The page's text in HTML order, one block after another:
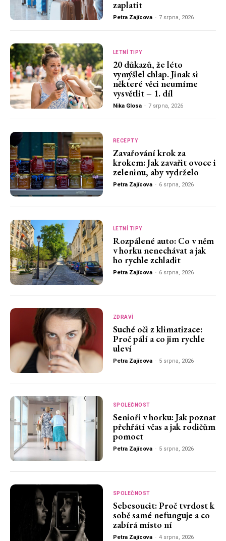
zaplatit
Petra Zajícova - 7 srpna, 2026
LETNÍ TIPY
20 důkazů, že léto
vymýšlel chlap. Jinak si
některé věci neumíme
vysvětlit – 1. díl
Nika Glosa - 7 srpna, 2026
RECEPTY
Zavařování krok za
krokem: Jak zavařit ovoce i
zeleninu, aby vydrželo
Petra Zajícova - 6 srpna, 2026
LETNÍ TIPY
Rozpálené auto: Co v něm
v horku nenechávat a jak
ho rychle zchladit
Petra Zajícova - 6 srpna, 2026
ZDRAVÍ
Suché oči z klimatizace:
Proč pálí a co jim rychle
uleví
Petra Zajícova - 5 srpna, 2026
SPOLEČNOST
Senioři v horku: Jak poznat
přehřátí včas a jak rodičům
pomoct
Petra Zajícova - 5 srpna, 2026
SPOLEČNOST
Sebesoucit: Proč tvrdost k
sobě samé nefunguje a co
zabírá místo ní
Petra Zajícova - 4 srpna, 2026